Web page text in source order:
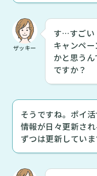
ザッキー
す…すごい
キャンペ
かと思う
ですか？
そうですね。ポイ
情報が日々更新さ
ずつは更新していま